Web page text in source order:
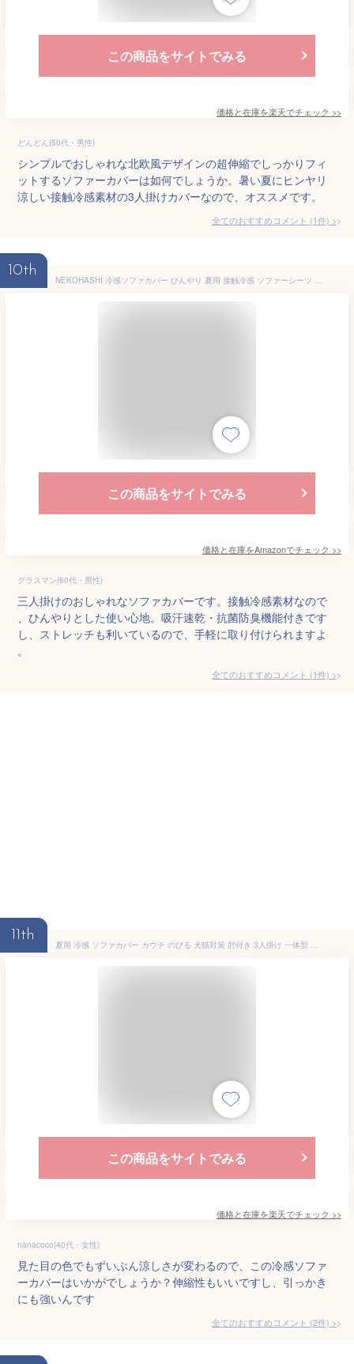
この商品をサイトでみる
価格と在庫を楽天でチェック >>
どんどん(50代・男性)
シンプルでおしゃれな北欧風デザインの超伸縮でしっかりフィ
ットするソファーカバーは如何でしょうか。暑い夏にヒンヤリ
涼しい接触冷感素材の3人掛けカバーなので、オススメです。
全てのおすすめコメント (1件) >
10th
NEKOHASHI 冷感ソファカバー ひんやり 夏用 接触冷感 ソファーシーツ 1人2人3人4人掛け 肘付き ソファーカバー 伸縮素材 ストレッチ 伸びる クッションカバー1枚付 北欧 ファー保護カバー 滑り止め 犬猫対策 汚れ防止 無地 吸汗速乾 防ダニ 抗菌防臭 替えカバー 洗える グレー 190*230CM
この商品をサイトでみる
価格と在庫をAmazonでチェック >>
グラスマン(60代・男性)
三人掛けのおしゃれなソファカバーです。接触冷感素材なので
、ひんやりとした使い心地。吸汗速乾・抗菌防臭機能付きです
し、ストレッチも利いているので、手軽に取り付けられますよ
。
全てのおすすめコメント (1件) >
11th
夏用 冷感 ソファカバー カウチ のびる 犬猫対策 肘付き 3人掛け 一体型 フィットするソファーカバー 北欧 おしゃれ 収納便利 ワッフル 伸縮性 高弾力 1人 2人 4人掛け 滑り止め 爪とぎ防止 夏用 涼しい
この商品をサイトでみる
価格と在庫を楽天でチェック >>
nanacoco(40代・女性)
見た目の色でもずいぶん涼しさが変わるので、この冷感ソファ
ーカバーはいかがでしょうか？伸縮性もいいですし、引っかき
にも強いんです
全てのおすすめコメント (2件) >